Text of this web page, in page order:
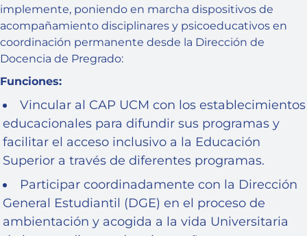
implemente, poniendo en marcha dispositivos de
acompañamiento disciplinares y psicoeducativos en
coordinación permanente desde la Dirección de
Docencia de Pregrado:
Funciones:
Vincular al CAP UCM con los establecimientos
educacionales para difundir sus programas y
facilitar el acceso inclusivo a la Educación
Superior a través de diferentes programas.
Participar coordinadamente con la Dirección
General Estudiantil (DGE) en el proceso de
ambientación y acogida a la vida Universitaria